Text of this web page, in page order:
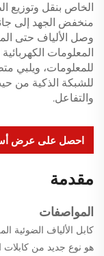
الخاص بنقل وتوزيع
منخفض الجهد إلى
وصل الألياف حتى
المعلومات
للمعلومات، ويلبي
للشبكة الذكية من
والتفاعل.
احصل على عرض
مقدمة
المواصفات
هو نوع جديد من كابلات